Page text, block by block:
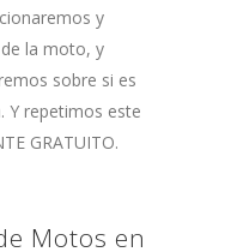
y
la moto, y
sobre si es
Y repetimos este
GRATUITO.
Motos en